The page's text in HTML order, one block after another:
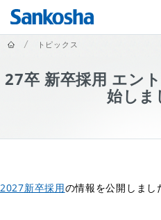
ホーム トピックス
27卒 新卒採用 エン
始しま
2027新卒採用の情報を公開しまし